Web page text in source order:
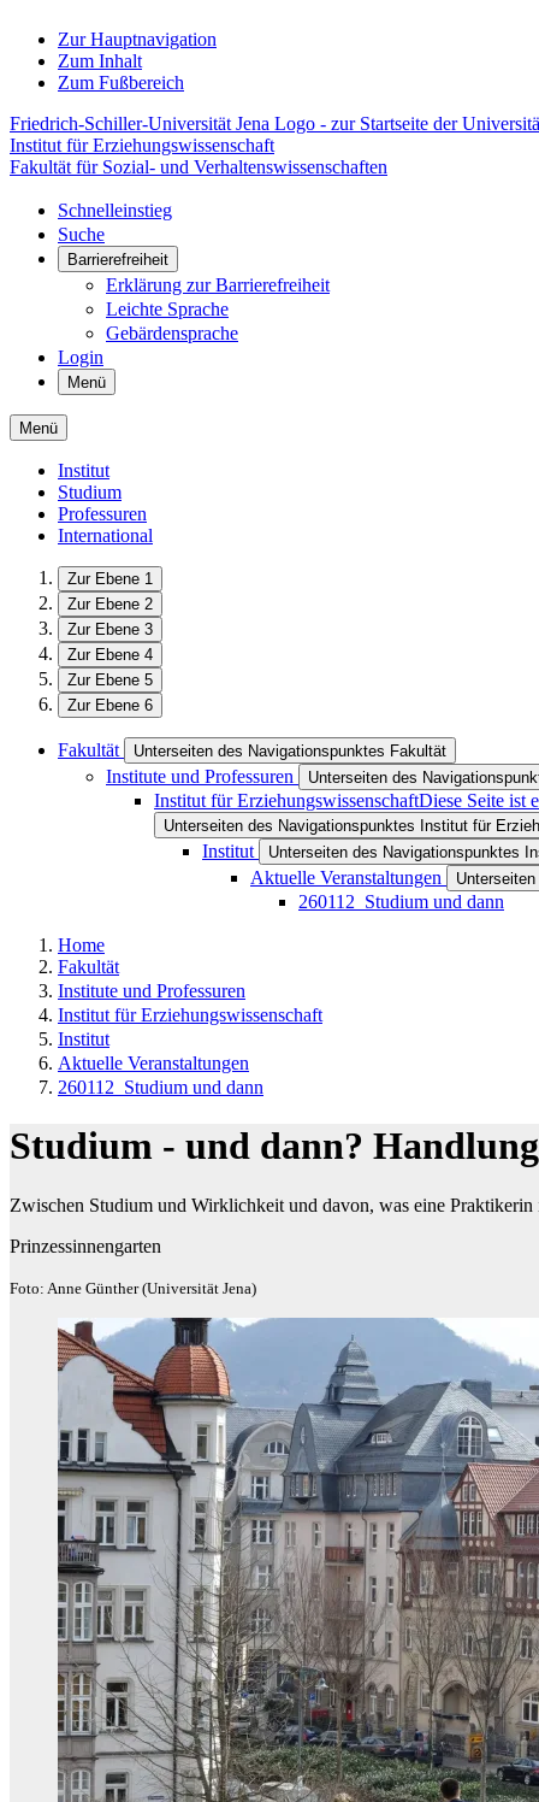
Zur Hauptnavigation
Zum Inhalt
Zum Fußbereich
Friedrich-Schiller-Universität Jena Logo - zur Startseite der
Institut für Erziehungswissenschaft
Fakultät für Sozial- und Verhaltenswissenschaften
Schnelleinstieg
Suche
Barrierefreiheit
Erklärung zur Barrierefreiheit
Leichte Sprache
Gebärdensprache
Login
Menü
Menü
Institut
Studium
Professuren
International
Zur Ebene 1
Zur Ebene 2
Zur Ebene 3
Zur Ebene 4
Zur Ebene 5
Zur Ebene 6
Fakultät Unterseiten des Navigationspunktes Fakultät
Institute und Professuren Unterseiten des
Institut für ErziehungswissenschaftDiese Seite ist
Unterseiten des Navigationspunktes Institut für
Institut Unterseiten des Navigationspunktes
Aktuelle Veranstaltungen
260112_Studium und dann
Home
Fakultät
Institute und Professuren
Institut für Erziehungswissenschaft
Institut
Aktuelle Veranstaltungen
260112_Studium und dann
Studium - und dann?
Zwischen Studium und Wirklichkeit und davon, was eine Praktikerin
Prinzessinnengarten
Foto: Anne Günther (Universität Jena)